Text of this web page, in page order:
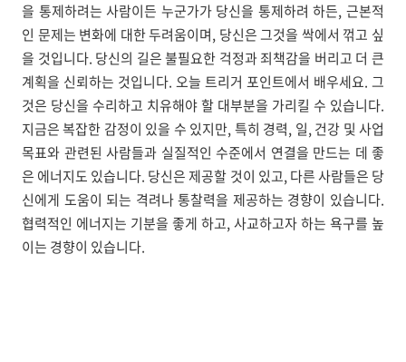
을 통제하려는 사람이든 누군가가 당신을 통제하려 하든, 근본적
인 문제는 변화에 대한 두려움이며, 당신은 그것을 싹에서 꺾고 싶
을 것입니다. 당신의 길은 불필요한 걱정과 죄책감을 버리고 더 큰
계획을 신뢰하는 것입니다. 오늘 트리거 포인트에서 배우세요. 그
것은 당신을 수리하고 치유해야 할 대부분을 가리킬 수 있습니다.
지금은 복잡한 감정이 있을 수 있지만, 특히 경력, 일, 건강 및 사업
목표와 관련된 사람들과 실질적인 수준에서 연결을 만드는 데 좋
은 에너지도 있습니다. 당신은 제공할 것이 있고, 다른 사람들은 당
신에게 도움이 되는 격려나 통찰력을 제공하는 경향이 있습니다.
협력적인 에너지는 기분을 좋게 하고, 사교하고자 하는 욕구를 높
이는 경향이 있습니다.